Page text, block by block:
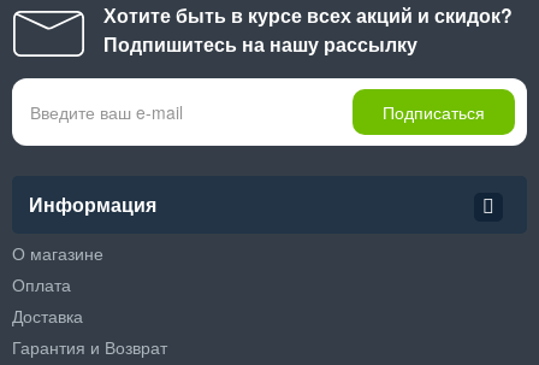
Хотите быть в курсе всех акций и скидок?
Подпишитесь на нашу рассылку
Подписаться
Информация
О магазине
Оплата
Доставка
Гарантия и Возврат